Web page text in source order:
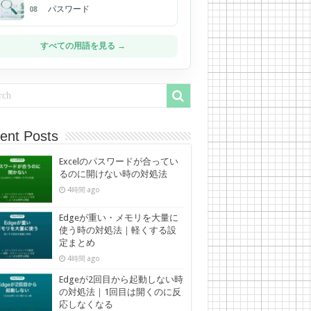
08 パスワード
すべての用語を見る →
Posts
Excelのパスワードが合ってい
るのに開けない時の対処法
4時間 ago
Edgeが重い・メモリを大量に
使う時の対処法｜軽くする設
定まとめ
4時間 ago
Edgeが2回目から起動しない時
の対処法｜1回目は開くのに反
応しなくなる